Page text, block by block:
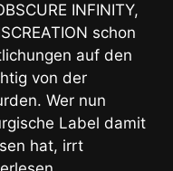
INFINITY,
schon
auf den
von der
Wer nun
Label damit
hat, irrt